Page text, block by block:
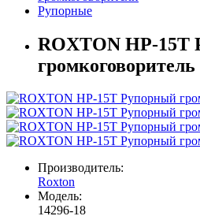
Рупорные
ROXTON HP-15T
громкоговоритель
Производитель:
Roxton
Модель:
14296-18